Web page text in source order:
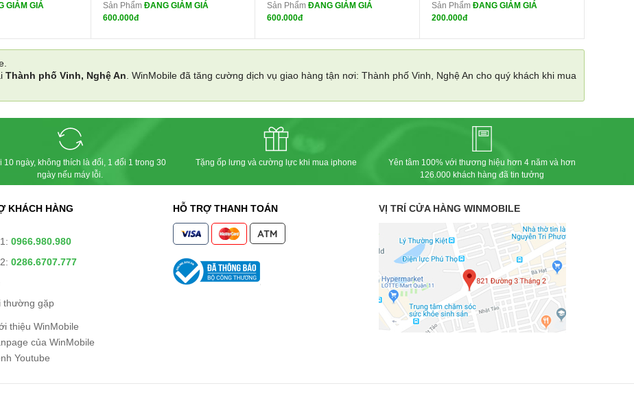
Pin dự phòng và
GIẢM GIÁ
Pin dự phòng và
Sản Phẩm ĐANG GIẢM GIÁ
600.000đ
Pin dự phòng và
Sản PhẩmĐANG GIẢM GIÁ
600.000đ
Pin dự phòng và
Sản PhẩmĐANG GIẢM GIÁ
200.000đ
Thành phố Vinh, Nghệ An . WinMobile đã tăng cường dịch vụ giao hàng tận nơi: Thành phố Vinh, Nghệ An cho quý khách khi mua
10 ngày, không thích là đổi, 1 đổi 1 trong 30
ngày nếu máy lỗi.
Tặng ốp lưng và cường lực khi mua iphone
Yên tâm 100% với thương hiệu hơn 4 năm và hơn
126.000 khách hàng đã tin tưởng
KHÁCH HÀNG
0966.980.980
0286.6707.777
thường gặp
thiệu WinMobile
của WinMobile
Youtube
HỖ TRỢ THANH TOÁN VỊ TRÍ CỬA HÀNG WINMOBILE